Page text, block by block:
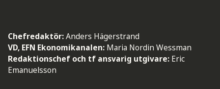
Chefredaktör:Anders Hägerstrand
VD, EFN Ekonomikanalen: Maria Nordin Wessman
Redaktionschef och tf ansvarig utgivare: Eric
Emanuelsson